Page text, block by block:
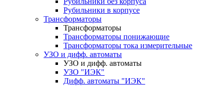
Рубильники в корпусе
Трансформаторы
Трансформаторы
Трансформаторы понижающие
Трансформаторы тока измерительные
УЗО и дифф. автоматы
УЗО и дифф. автоматы
УЗО "ИЭК"
Дифф. автоматы "ИЭК"